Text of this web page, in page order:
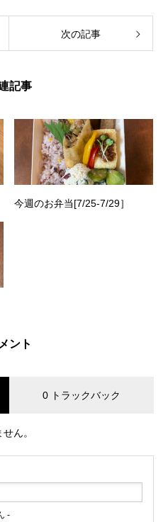
次の記事
記事
今週のお弁当[7/25-7/29］
ント
0 トラックバック
ん。
-